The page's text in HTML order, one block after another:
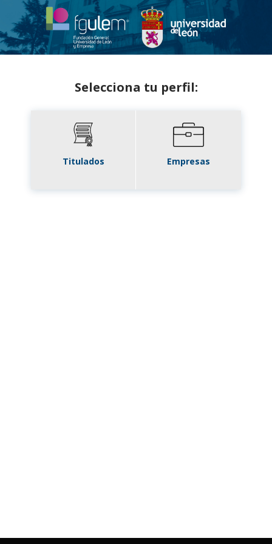
Selecciona tu perfil:
Titulados Empresas